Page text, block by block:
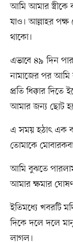
আমি আমার
যাও। আল্লাহর পক্ষ
থাকো।
এভাবে ৪৯ দিন
নামাজের পর আমি
প্রতি ধিক্কার
আমার জন্য ছোট
এ সময় হঠাৎ এক
তোমাকে
আমি বুঝতে
আমার ক্ষমার
ইতিমধ্যে খবরটি
দিকে দলে দলে
লাগল।